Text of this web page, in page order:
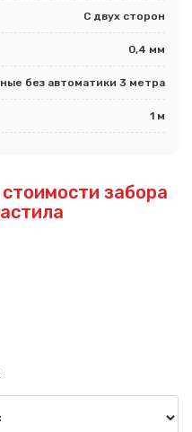
С двух сторон
0,4 мм
без автоматики 3 метра
1 м
стоимости забора